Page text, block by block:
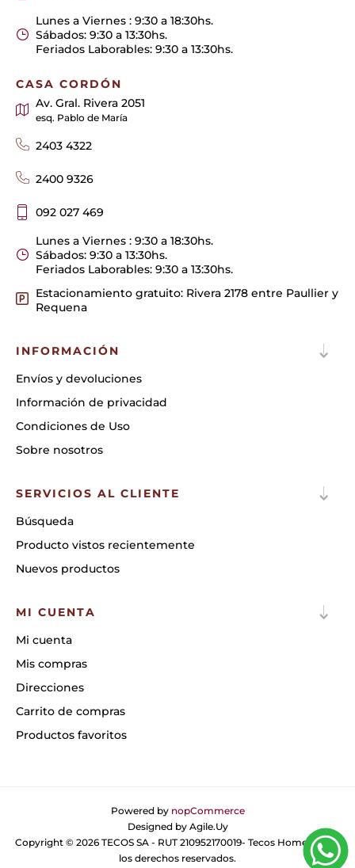
Lunes a Viernes : 9:30 a 18:30hs.
Sábados: 9:30 a 13:30hs.
Feriados Laborables: 9:30 a 13:30hs.
CASA CORDÓN
Av. Gral. Rivera 2051
esq. Pablo de María
2403 4322
2400 9326
092 027 469
Lunes a Viernes : 9:30 a 18:30hs.
Sábados: 9:30 a 13:30hs.
Feriados Laborables: 9:30 a 13:30hs.
Estacionamiento gratuito: Rivera 2178 entre Paullier y
Requena
INFORMACIÓN
Envíos y devoluciones
Información de privacidad
Condiciones de Uso
Sobre nosotros
SERVICIOS AL CLIENTE
Búsqueda
Producto vistos recientemente
Nuevos productos
MI CUENTA
Mi cuenta
Mis compras
Direcciones
Carrito de compras
Productos favoritos
Powered by nopCommerce
Designed by Agile.Uy
Copyright © 2026 TECOS SA - RUT 210952170019- Tecos Home. Todos
los derechos reservados.